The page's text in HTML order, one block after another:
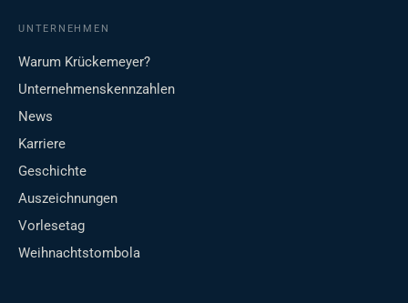
UNTERNEHMEN
Warum Krückemeyer?
Unternehmenskennzahlen
News
Karriere
Geschichte
Auszeichnungen
Vorlesetag
Weihnachtstombola